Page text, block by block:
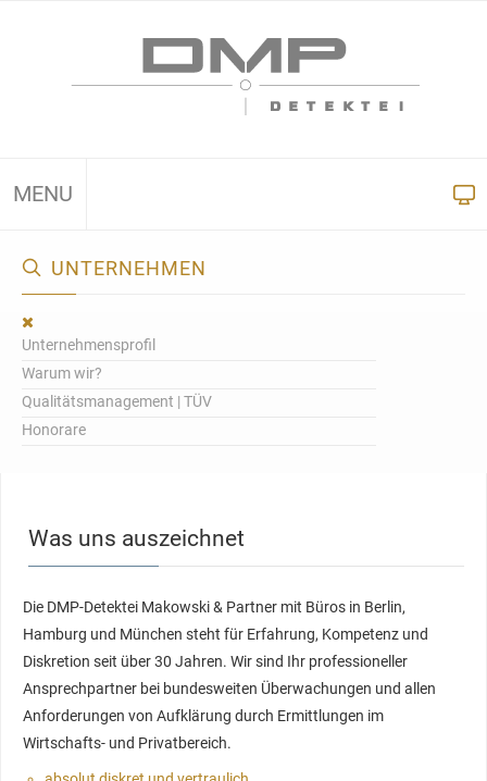
MENU
UNTERNEHMEN
Unternehmensprofil
Warum wir?
Qualitätsmanagement | TÜV
Honorare
Was uns auszeichnet
Die DMP-Detektei Makowski & Partner mit Büros in Berlin,
Hamburg und München steht für Erfahrung, Kompetenz und
Diskretion seit über 30 Jahren. Wir sind Ihr professioneller
Ansprechpartner bei bundesweiten Überwachungen und allen
Anforderungen von Aufklärung durch Ermittlungen im
Wirtschafts- und Privatbereich.